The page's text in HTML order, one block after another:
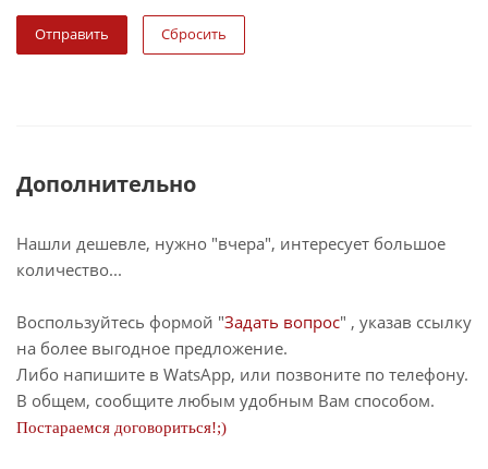
Сбросить
Дополнительно
Нашли дешевле, нужно "вчера", интересует большое
количество...
Воспользуйтесь формой "Задать вопрос" , указав ссылку
на более выгодное предложение.
Либо напишите в WatsApp, или позвоните по телефону.
В общем, сообщите любым удобным Вам способом.
Постараемся договориться!;)